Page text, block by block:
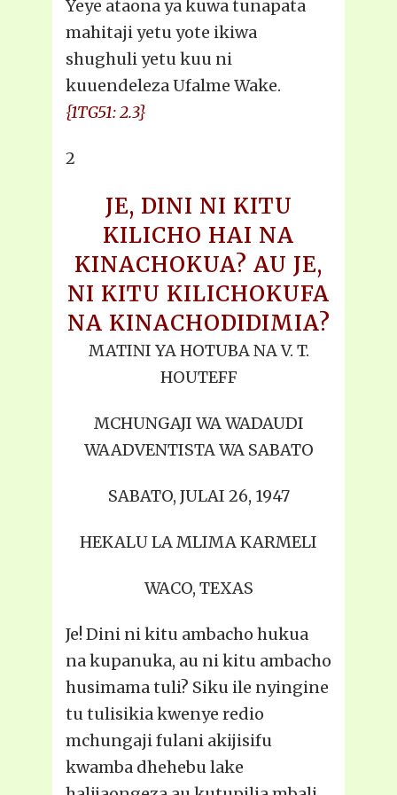
Yeye ataona ya kuwa tunapata
mahitaji yetu yote ikiwa
shughuli yetu kuu ni
kuuendeleza Ufalme Wake.
{1TG51: 2.3}
2
JE, DINI NI KITU
KILICHO HAI NA
KINACHOKUA? AU JE,
NI KITU KILICHOKUFA
NA KINACHODIDIMIA?
MATINI YA HOTUBA NA V. T.
HOUTEFF
MCHUNGAJI WA WADAUDI
WAADVENTISTA WA SABATO
SABATO, JULAI 26, 1947
HEKALU LA MLIMA KARMELI
WACO, TEXAS
Je! Dini ni kitu ambacho hukua
na kupanuka, au ni kitu ambacho
husimama tuli? Siku ile nyingine
tu tulisikia kwenye redio
mchungaji fulani akijisifu
kwamba dhehebu lake